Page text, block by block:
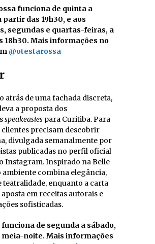
funciona de quinta a
partir das 19h30, e aos
segundas e quartas-feiras, a
18h30. Mais informações no
@otestarossa
atrás de uma fachada discreta,
a proposta dos
speakeasiespara Curitiba. Para
clientes precisam descobrir
divulgada semanalmente por
publicadas no perfil oficial
Instagram. Inspirado na Belle
ambiente combina elegância,
teatralidade, enquanto a carta
em receitas autorais e
sofisticadas.
de segunda a sábado,
meia-noite. Mais informações